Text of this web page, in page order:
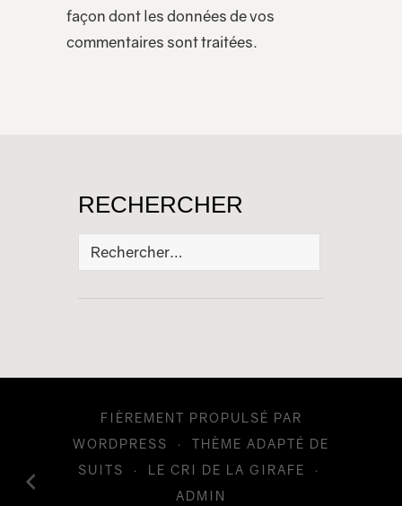
façon dont les données de vos
commentaires sont traitées.
RECHERCHER
Rechercher :
FIÈREMENT PROPULSÉ PAR
WORDPRESS
·
THÈME ADAPTÉ DE
SUITS
· LE CRI DE LA GIRAFE
·
ADMIN